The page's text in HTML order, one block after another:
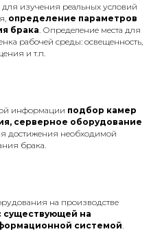
для изучения реальных условий
определение параметров
брака . Определение места для
рабочей среды: освещенность,
и т.п.
информации подбор камер
серверное оборудование
достижения необходимой
брака.
на производстве
существующей на
системой